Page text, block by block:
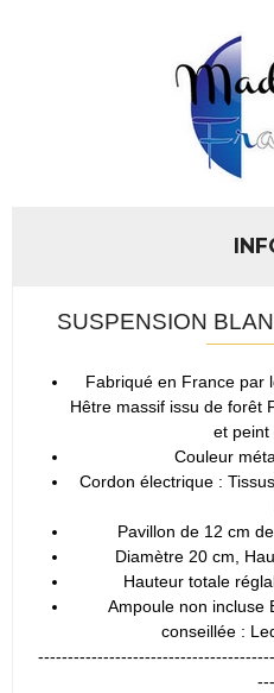
SUSPENSION
Fabriqué en France par
Hêtre massif issu de forêt
et peint
Couleur
Cordon électrique :
Pavillon de 12 cm
Diamètre 20 cm,
Hauteur totale
Ampoule non incluse
conseillée :
---